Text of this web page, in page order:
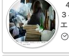
エ